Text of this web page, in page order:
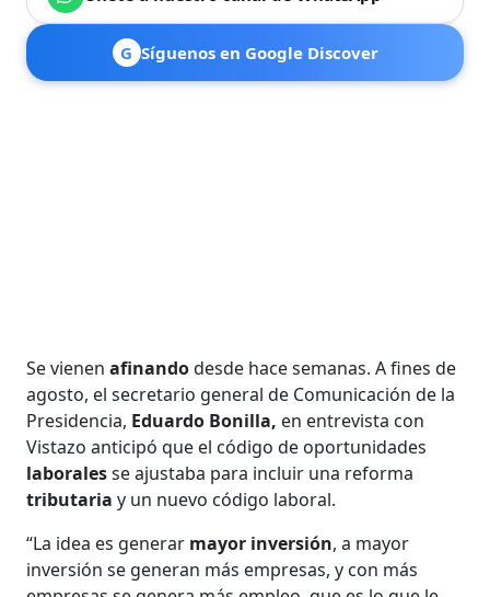
G Síguenos en Google Discover
Se vienenafinandodesde hace semanas. A fines de
agosto, el secretario general de Comunicación de la
Presidencia, Eduardo Bonilla, en entrevista con
Vistazo anticipó que el código de oportunidades
laboralesse ajustaba para incluir una reforma
tributaria y un nuevo código laboral.
“La idea es generar mayor inversión, a mayor
inversión se generan más empresas, y con más